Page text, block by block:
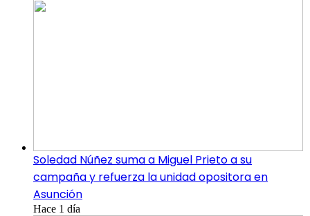
Soledad Núñez suma a Miguel Prieto a su
campaña y refuerza la unidad opositora en
Asunción
Hace 1 día